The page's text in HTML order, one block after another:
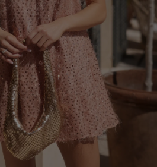
NA WESELE BESTSELLERY